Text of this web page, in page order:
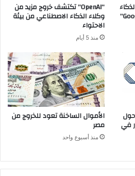
الاصطناعي في “Google Earth”
“OpenAI” تكتشف خروج مزيد من
وكلاء الذكاء الاصطناعي من بيئة
الاحتواء
منذ 5 أيام
في
الأموال الساخنة تعود للخروج من
مصر
منذ أسبوع واحد